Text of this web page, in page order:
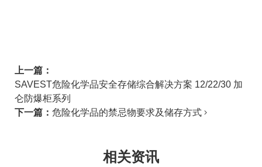
上一篇：
SAVEST危险化学品安全存储综合解决方案 12/22/30 加
仑防爆柜系列
下一篇： 危险化学品的禁忌物要求及储存方式
相关资讯